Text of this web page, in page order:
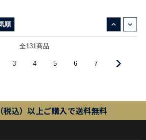
順
全131商品
3 4 5 6 7
税込）以上ご購入で送料無料